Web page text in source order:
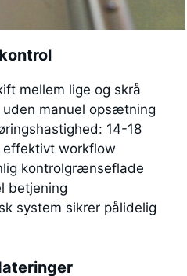
mellem lige og skrå
manuel opsætning
14-18
effektivt workflow
kontrolgrænseflade
betjening
system sikrer pålidelig